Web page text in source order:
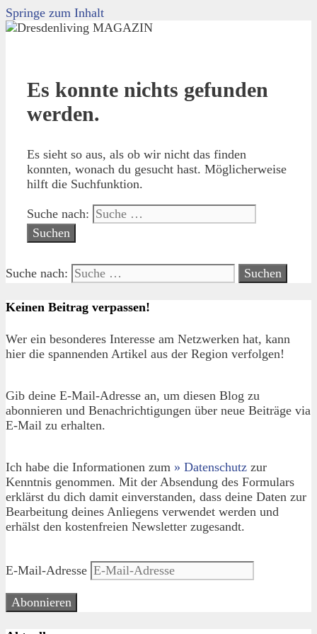
Springe zum Inhalt
Es konnte nichts gefunden
werden.
Es sieht so aus, als ob wir nicht das finden
konnten, wonach du gesucht hast. Möglicherweise
hilft die Suchfunktion.
Suche nach:
Suche nach:
Keinen Beitrag verpassen!
Wer ein besonderes Interesse am Netzwerken hat, kann
hier die spannenden Artikel aus der Region verfolgen!
Gib deine E-Mail-Adresse an, um diesen Blog zu
abonnieren und Benachrichtigungen über neue Beiträge via
E-Mail zu erhalten.
Ich habe die Informationen zum » Datenschutz zur
Kenntnis genommen. Mit der Absendung des Formulars
erklärst du dich damit einverstanden, dass deine Daten zur
Bearbeitung deines Anliegens verwendet werden und
erhälst den kostenfreien Newsletter zugesandt.
E-Mail-Adresse
Abonnieren